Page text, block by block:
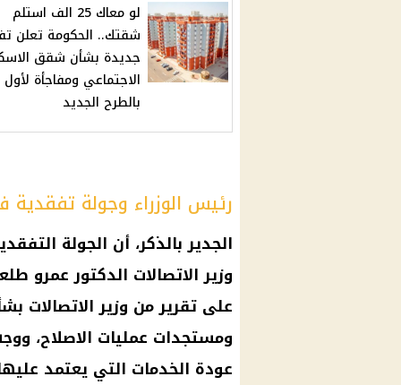
لو معاك 25 الف استلم
شقتك.. الحكومة تعلن
جديدة بشأن شقق
الاجتماعي ومفاجأة
بالطرح الجديد
رئيس الوزراء وجولة
الجدير بالذكر، أن الجولة
وزير الاتصالات الدكتورعمرو
على تقرير من وزير الاتصالات
ومستجدات عمليات الاصلاح،
عودة الخدمات التي يعتمد